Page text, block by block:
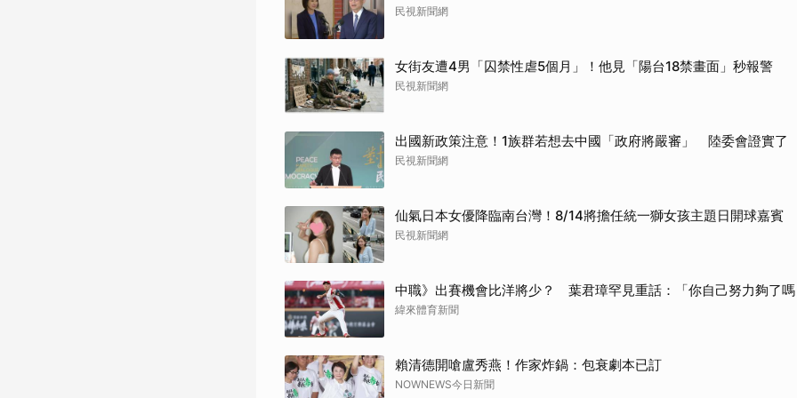
民視新聞網
女街友遭4男「囚禁性虐5個月」！他見「陽台18禁畫面」秒報警
民視新聞網
出國新政策注意！1族群若想去中國「政府將嚴審」 陸委會證實了
民視新聞網
仙氣日本女優降臨南台灣！8/14將擔任統一獅女孩主題日開球嘉賓
民視新聞網
中職》出賽機會比洋將少？ 葉君璋罕見重話：「你自己努力夠了
緯來體育新聞
賴清德開嗆盧秀燕！作家炸鍋：包衰劇本已訂
NOWNEWS今日新聞